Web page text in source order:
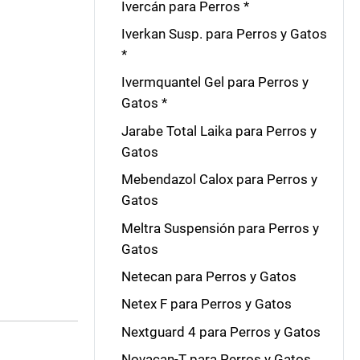
Ivercán para Perros *
Iverkan Susp. para Perros y Gatos
*
Ivermquantel Gel para Perros y
Gatos *
Jarabe Total Laika para Perros y
Gatos
Mebendazol Calox para Perros y
Gatos
Meltra Suspensión para Perros y
Gatos
Netecan para Perros y Gatos
Netex F para Perros y Gatos
Nextguard 4 para Perros y Gatos